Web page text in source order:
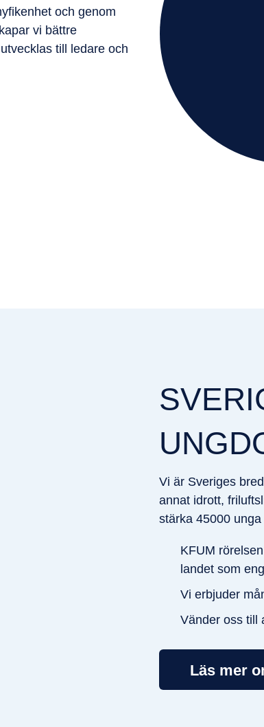
och genom
vi bättre
till ledare och
Vi är Sveriges
annat idrott,
stärka 45000 unga
KFUM
landet som
Vi erbjuder
Vänder oss till
Läs mer